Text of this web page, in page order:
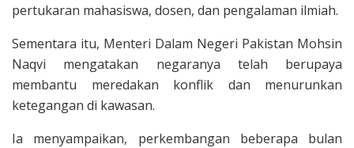
pertukaran mahasiswa, dosen, dan pengalaman ilmiah.
Sementara itu, Menteri Dalam Negeri Pakistan Mohsin
Naqvi mengatakan negaranya telah berupaya
membantu meredakan konflik dan menurunkan
ketegangan di kawasan.
Ia menyampaikan, perkembangan beberapa bulan